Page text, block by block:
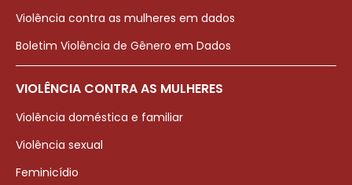
Violência contra as mulheres em dados
Boletim Violência de Gênero em Dados
VIOLÊNCIA CONTRA AS MULHERES
Violência doméstica e familiar
Violência sexual
Feminicídio